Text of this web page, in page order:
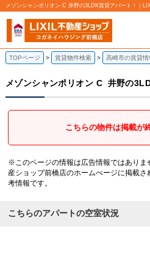
メゾンシャンポリオン C 井野の3LDK賃貸アパート！｜
TOPページ 賃貸物件検索 高崎市の賃貸情
メゾンシャンポリオン C 井野の
こちらの物件は掲載が
※このページの情報は広告情報ではありま
産ショップ前橋店のホームぺージに掲載
考情報です。
こちらのアパートの空室状況